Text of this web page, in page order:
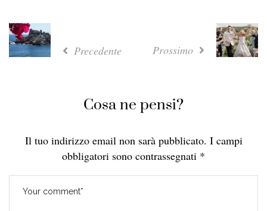
Precedente Prossimo
Cosa ne pensi?
Il tuo indirizzo email non sarà pubblicato. I campi
obbligatori sono contrassegnati *